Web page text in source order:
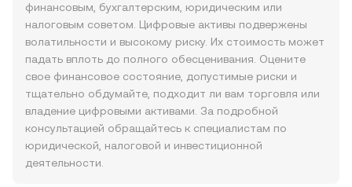
финансовым, бухгалтерским, юридическим или
налоговым советом. Цифровые активы подвержены
волатильности и высокому риску. Их стоимость может
падать вплоть до полного обесценивания. Оцените
свое финансовое состояние, допустимые риски и
тщательно обдумайте, подходит ли вам торговля или
владение цифровыми активами. За подробной
консультацией обращайтесь к специалистам по
юридической, налоговой и инвестиционной
деятельности.